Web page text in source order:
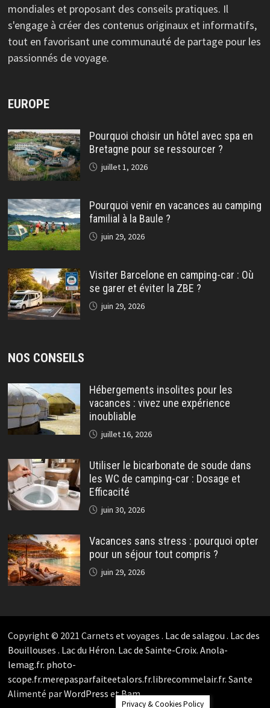
mondiales et proposant des conseils pratiques. Il
s'engage à créer des contenus originaux et informatifs,
tout en favorisant une communauté de partage pour les
passionnés de voyage.
EUROPE
Pourquoi choisir un hôtel avec spa en
Bretagne pour se ressourcer ?
juillet 1, 2026
Pourquoi venir en vacances au camping
familial à la Baule ?
juin 29, 2026
Visiter Barcelone en camping-car : Où
se garer et éviter la ZBE ?
juin 29, 2026
NOS CONSEILS
Hébergements insolites pour les
vacances : vivez une expérience
inoubliable
juillet 16, 2026
Utiliser le bicarbonate de soude dans
les WC de camping-car : Dosage et
Efficacité
juin 30, 2026
Vacances sans stress : pourquoi opter
pour un séjour tout compris ?
juin 29, 2026
Copyright © 2021 Carnets et voyages . Lac de salagou . Lac des
Bouillouses . Lac du Héron. Lac de Sainte-Croix.Anola-
lemag.fr. photo-
scope.fr.merepasparfaiteetalors.fr.librecommelair.fr.Sante
Alimenté parWordPress etBam.
Privacy & Cookies Policy